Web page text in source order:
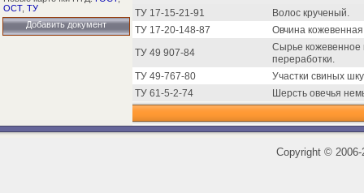
ОСТ, ТУ
Добавить документ
ТУ 17-15-21-91
Волос крученый.
ТУ 17-20-148-87
Овчина
ТУ 49 907-84
Сырье кожевенное
переработки.
ТУ 49-767-80
Участки свиных
ТУ 61-5-2-74
Шерсть овечья
Copyright ©